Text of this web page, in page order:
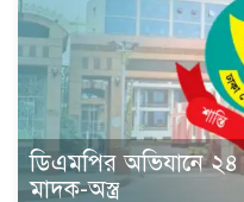
ডিএমপির অভিযানে ২৪
মাদক-অস্ত্র